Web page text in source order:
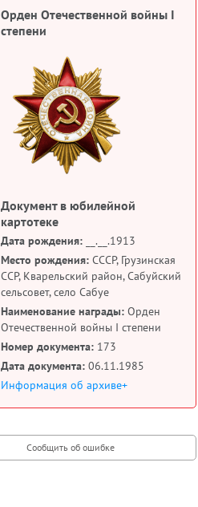
Орден Отечественной войны I
степени
Документ в юбилейной
картотеке
Дата рождения: __.__.1913
Место рождения: СССР, Грузинская
ССР, Кварельский район, Сабуйский
сельсовет, село Сабуе
Наименование награды: Орден
Отечественной войны I степени
Номер документа: 173
Дата документа: 06.11.1985
Информация об архиве+